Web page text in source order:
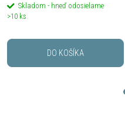
Skladom - hneď odosielame
>10 ks
DO KOŠÍKA